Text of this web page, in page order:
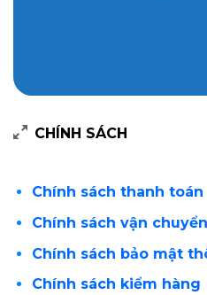
CHÍNH SÁCH
Chính sách thanh toán
Chính sách vận chuyển
Chính sách bảo mật
Chính sách kiểm hàng